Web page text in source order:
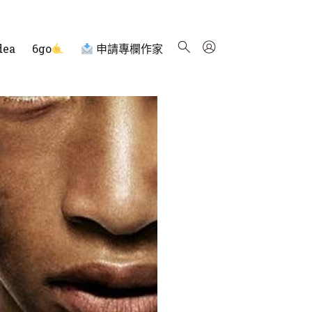
6go 申請專欄作家